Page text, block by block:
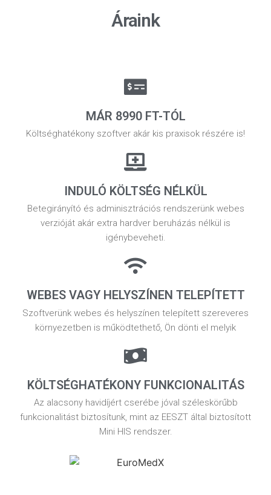
Áraink
MÁR 8990 FT-TÓL
Költséghatékony szoftver akár kis praxisok részére is!
INDULÓ KÖLTSÉG NÉLKÜL
Betegirányító és adminisztrációs rendszerünk webes
verzióját akár extra hardver beruházás nélkül is
igénybeveheti.
WEBES VAGY HELYSZÍNEN TELEPÍTETT
Szoftverünk webes és helyszínen telepített szereveres
környezetben is működtethető, Ön dönti el melyik
KÖLTSÉGHATÉKONY FUNKCIONALITÁS
Az alacsony havidíjért cserébe jóval széleskörűbb
funkcionalitást biztosítunk, mint az EESZT által biztosított
Mini HIS rendszer.